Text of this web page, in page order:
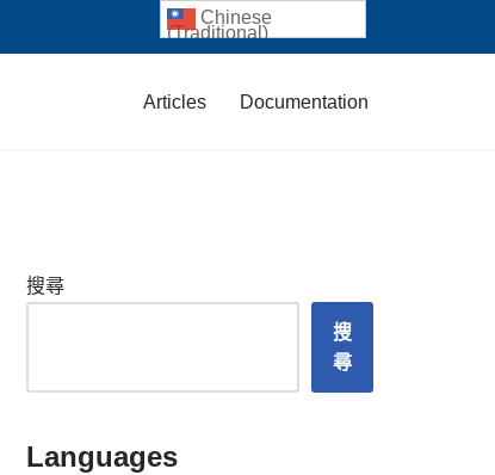
Articles Documentation
搜尋
搜
尋
Languages
Chinese
(Traditional)